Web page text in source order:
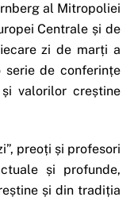
al Mitropoliei
Centrale și de
zi de marți a
de conferințe
valorilor creștine
preoți și profesori
și profunde,
și din tradiția